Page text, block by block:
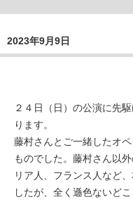
2023年9月9日
２４日（日）の公演に先
ります。
藤村さんとご一緒したオ
ものでした。藤村さん以
リア人、フランス人など
したが、全く遜色ないど